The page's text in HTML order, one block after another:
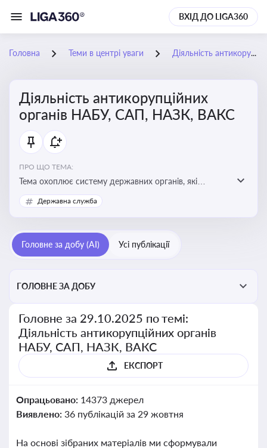
ВХІД ДО LIGA360
Головна Теми в центрі уваги Діяльність антикорупційних органів НАБУ, САП, НАЗК, ВАКС
Діяльність антикорупційних
органів НАБУ, САП, НАЗК, ВАКС
ПРО ЩО ТЕМА:
Тема охоплює систему державних органів, які
здійснюють запобігання, виявлення та розслідування
корупційних правопорушень, що є ключовим
у державному управлінні та бізнесі
Державна служба
Головне за добу (AI) Усі публікації
ГОЛОВНЕ ЗА ДОБУ
Головне за 29.10.2025 по темі:
Діяльність антикорупційних органів
НАБУ, САП, НАЗК, ВАКС
ЕКСПОРТ
Опрацьовано: 14373 джерел
Виявлено: 36 публікацій за 29 жовтня
На основі зібраних матеріалів ми сформували